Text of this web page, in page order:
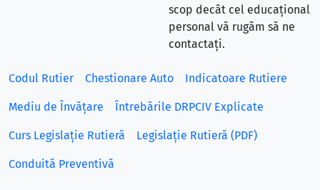
scop decât cel educațional
personal vă rugăm să ne
contactați.
Codul Rutier Chestionare Auto Indicatoare Rutiere
Mediu de Învățare Întrebările DRPCIV Explicate
Curs Legislație Rutieră Legislație Rutieră (PDF)
Conduită Preventivă